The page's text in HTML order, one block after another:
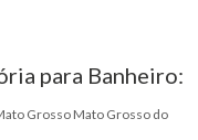
para Banheiro:
Grosso Mato Grosso do